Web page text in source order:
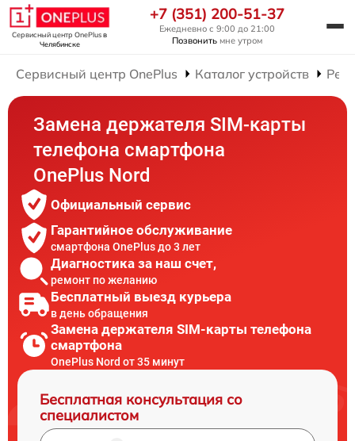
Сервисный центр OnePlusв
Челябинске
+7 (351) 200-51-37
Ежедневно с 9:00 до 21:00
Позвонить мне утром
Сервисный центр OnePlus Каталог устройств
Замена держателя SIM-карты
телефона смартфона
OnePlus Nord
Официальный сервис
Гарантийное обслуживание
смартфона OnePlus до 3 лет
Диагностика за наш счет,
ремонт по желанию
Бесплатный выезд курьера
в день обращения
Замена держателя SIM-карты телефона
смартфона
OnePlus Nord от 35 минут
Бесплатная консультация со
специалистом